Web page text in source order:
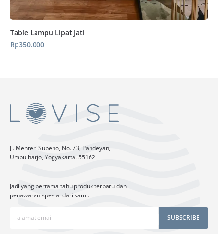
Table Lampu Lipat Jati
Rp350.000
Jl. Menteri Supeno, No. 73, Pandeyan,
Umbulharjo, Yogyakarta. 55162
Jadi yang pertama tahu produk terbaru dan
penawaran spesial dari kami.
SUBSCRIBE